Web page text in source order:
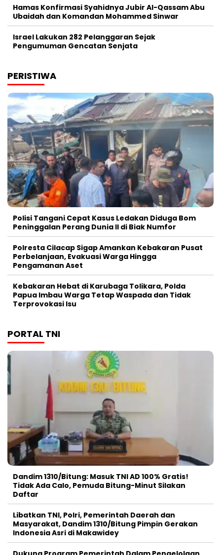
Hamas Konfirmasi Syahidnya Jubir Al-Qassam Abu
Ubaidah dan Komandan Mohammed Sinwar
Israel Lakukan 282 Pelanggaran Sejak
Pengumuman Gencatan Senjata
PERISTIWA
Polisi Tangani Cepat Kasus Ledakan Diduga Bom
Peninggalan Perang Dunia II di Biak Numfor
Polresta Cilacap Sigap Amankan Kebakaran Pusat
Perbelanjaan, Evakuasi Warga Hingga
Pengamanan Aset
Kebakaran Hebat di Karubaga Tolikara, Polda
Papua Imbau Warga Tetap Waspada dan Tidak
Terprovokasi Isu
PORTAL TNI
Dandim 1310/Bitung: Masuk TNI AD 100% Gratis!
Tidak Ada Calo, Pemuda Bitung-Minut Silakan
Daftar
Libatkan TNI, Polri, Pemerintah Daerah dan
Masyarakat, Dandim 1310/Bitung Pimpin Gerakan
Indonesia Asri di Makawidey